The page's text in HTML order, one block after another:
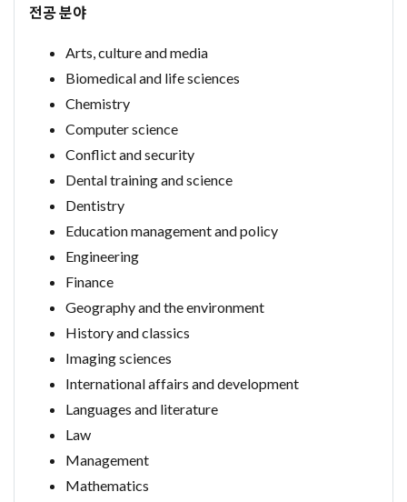
전공 분야
Arts, culture and media
Biomedical and life sciences
Chemistry
Computer science
Conflict and security
Dental training and science
Dentistry
Education management and policy
Engineering
Finance
Geography and the environment
History and classics
Imaging sciences
International affairs and development
Languages and literature
Law
Management
Mathematics